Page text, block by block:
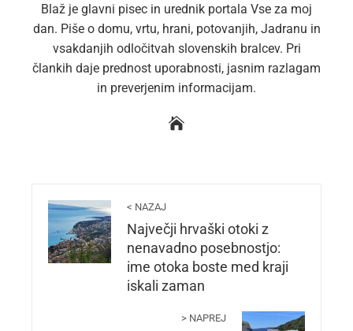
Blaž je glavni pisec in urednik portala Vse za moj
dan. Piše o domu, vrtu, hrani, potovanjih, Jadranu in
vsakdanjih odločitvah slovenskih bralcev. Pri
člankih daje prednost uporabnosti, jasnim razlagam
in preverjenim informacijam.
< NAZAJ
Največji hrvaški otoki z
nenavadno posebnostjo:
ime otoka boste med kraji
iskali zaman
> NAPREJ